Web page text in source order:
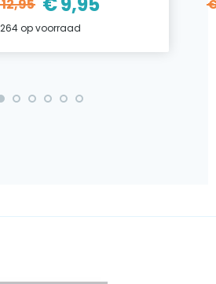
12,95
Oorspronkelijke
prijs
€12,95.
Huidige
prijs
€9,95.
264 op voorraad